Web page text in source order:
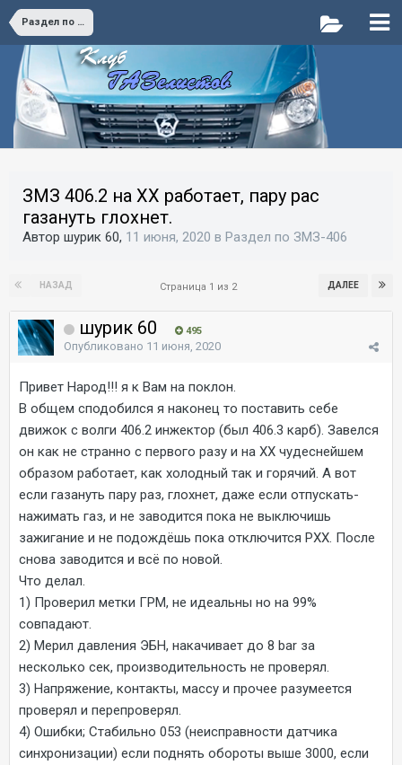
Раздел по ЗМЗ-406
ЗМЗ 406.2 на ХХ работает, пару рас
газануть глохнет.
Автор шурик 60, 11 июня, 2020 в Раздел по ЗМЗ-406
НАЗАД ДАЛЕЕ
Страница 1 из 2
шурик 60 495
Опубликовано 11 июня, 2020
Привет Народ!!! я к Вам на поклон.
В общем сподобился я наконец то поставить себе
движок с волги 406.2 инжектор (был 406.3 карб). Завелся
он как не странно с первого разу и на ХХ чудеснейшем
образом работает, как холодный так и горячий. А вот
если газануть пару раз, глохнет, даже если отпускать-
нажимать газ, и не заводится пока не выключишь
зажигание и не подождёшь пока отключится РХХ. После
снова заводится и всё по новой.
Что делал.
1) Проверил метки ГРМ, не идеальны но на 99%
совпадают.
2) Мерил давления ЭБН, накачивает до 8 bar за
несколько сек, производительность не проверял.
3) Напряжение, контакты, массу и прочее разумеется
проверял и перепроверял.
4) Ошибки; Стабильно 053 (неисправности датчика
синхронизации) если поднять обороты выше 3000, если